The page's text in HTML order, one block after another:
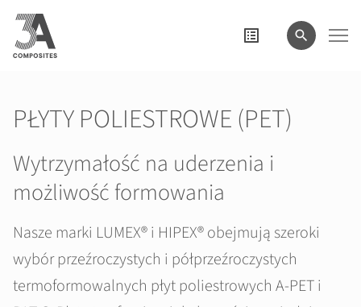
wyszukiwane
hasło
PŁYTY POLIESTROWE (PET)
Wytrzymałość na uderzenia i
możliwość formowania
Nasze marki LUMEX® i HIPEX® obejmują szeroki
wybór przeźroczystych i półprzeźroczystych
termoformowalnych płyt poliestrowych A-PET i